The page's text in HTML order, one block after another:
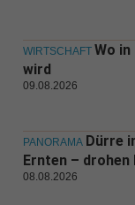
WIRTSCHAFT Wo
wird
09.08.2026
PANORAMA Dürre
Ernten –
08.08.2026